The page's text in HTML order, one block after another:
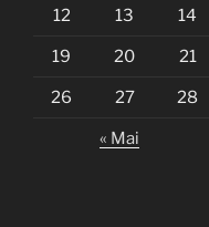
12 13 14
19 20 21
26 27 28
« Mai